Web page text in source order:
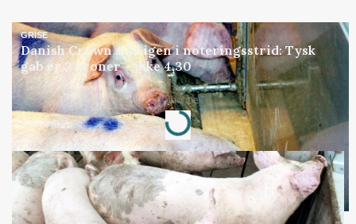
GRISE
Danish Crown slår igen i noteringsstrid: Tysk
gab er 3 kroner – ikke 4,30
Annonce
Loading...